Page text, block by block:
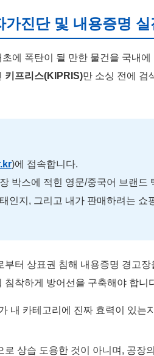
가진단 및 내용증명
에 폭탄이 될 만한 물건을 국내
키프리스(KIPRIS)만 소싱 전에 검
)에 접속합니다.
박스에 적힌 영문/중국어 브랜드
인지, 그리고 내가 판매하려는 쇼
터 상표권 침해 내용증명 경고장
착하게 방어선을 구축해야 합니
내 카테고리에 진짜 효력이 있는
로 상습 도용한 것이 아니며, 공장